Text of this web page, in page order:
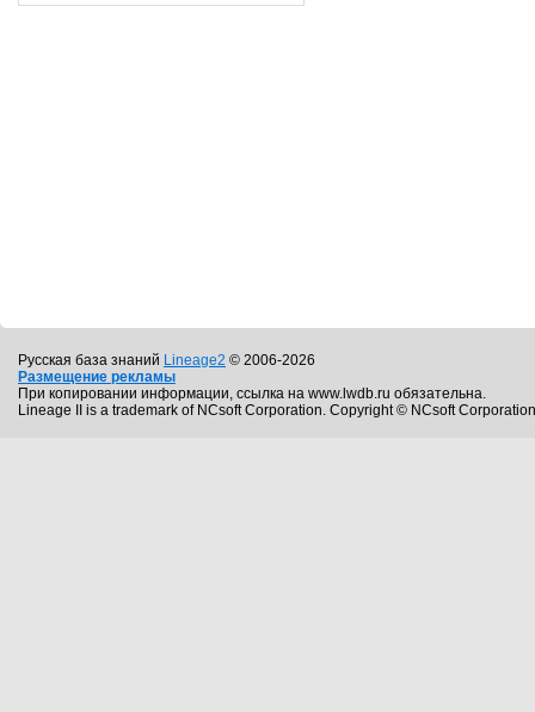
Русская база знаний Lineage2 © 2006-2026
Размещение рекламы
При копировании информации, ссылка на www.lwdb.ru обязательна.
Lineage II is a trademark of NCsoft Corporation. Copyright © NCsoft